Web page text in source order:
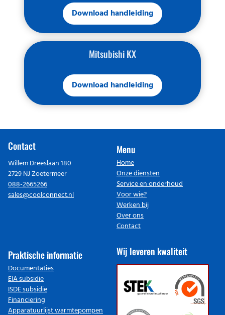
Download handleiding
Mitsubishi KX
Download handleiding
Contact
Willem Dreeslaan 180
2729 NJ Zoetermeer
088-2665266
sales@coolconnect.nl
Menu
Home
Onze diensten
Service en onderhoud
Voor wie?
Werken bij
Over ons
Contact
Praktische informatie
Documentaties
EIA subsidie
ISDE subsidie
Financiering
Apparatuurlijst warmtepompen
Wij leveren kwaliteit